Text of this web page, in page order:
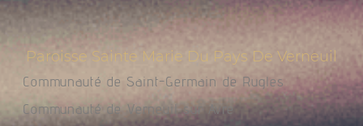
Paroisse Sainte Marie Du Pays De Verneuil
Communauté de Saint-Germain de Rugles
Communauté de Verneuil sur Avre